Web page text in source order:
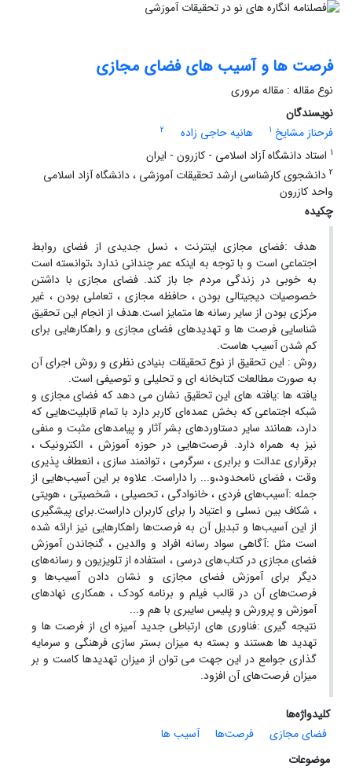
فرصت ها و آسیب های فضای مجازی
نوع مقاله : مقاله مروری
نویسندگان
فرحناز مشایخ 1 هانیه حاجی زاده
2
1 استاد دانشگاه آزاد اسلامی - کازرون - ایران
2 دانشجوی کارشناسی ارشد تحقیقات آموزشی ، دانشگاه آزاد اسلامی
واحد کازرون
چکیده
هدف :فضای مجازی اینترنت ، نسل جدیدی از فضای روابط
اجتماعی است و با توجه به اینکه عمر چندانی ندارد ،توانسته است
به خوبی در زندگی مردم جا باز کند. فضای مجازی با داشتن
خصوصیات دیجیتالی بودن ، حافظه مجازی ، تعاملی بودن ، غیر
مرکزی بودن از سایر رسانه ها متمایز است.هدف از انجام این تحقیق
شناسایی فرصت ها و تهدیدهای فضای مجازی و راهکارهایی برای
کم شدن آسیب هاست.
روش : این تحقیق از نوع تحقیقات بنیادی نظری و روش اجرای آن
به صورت مطالعات کتابخانه ای و تحلیلی و توصیفی است.
یافته ها :یافته های این تحقیق نشان می ‌دهد که فضای مجازی و
شبکه اجتماعی که بخش عمده‌ای کاربر دارد با تمام قابلیت‌ها‌یی که
دارد، همانند سایر دستاوردهای بشر آثار و پیامدهای مثبت و منفی
نیز به همراه دارد. فرصت‌هایی در حوزه آموزش ، الکترونیک ،
برقراری عدالت و برابری ، سرگرمی ، توانمند سازی ، انعطاف پذیری
وقت ، فضای نامحدود،و... را داراست. علاوه بر این آسیب‌هایی از
جمله :آسیب‌های فردی ، خانوادگی ، تحصیلی ، شخصیتی ، هویتی
، شکاف بین نسلی و اعتیاد را برای کاربران داراست.برای پیشگیری
از این آسیب‌ها و تبدیل آن به فرصت‌ها راهکارهایی نیز ارائه شده
است مثل :آگاهی سواد رسانه افراد و والدین ، گنجاندن آموزش
فضای مجازی در کتاب‌های درسی ، استفاده از تلویزیون و رسانه‌های
دیگر برای آموزش فضای مجازی و نشان دادن آسیب‌ها و
فرصت‌های آن در قالب فیلم و برنامه کودک ، همکاری نهاد‌های
آموزش و پرورش و پلیس سایبری با هم و...
نتیجه گیری :فناوری های ارتباطی جدید آمیزه ای از فرصت ها و
تهدید ها هستند و بسته به میزان بستر سازی فرهنگی و سرمایه
گذاری جوامع در این جهت می توان از میزان تهدیدها کاست و بر
میزان فرصت‌های آن افزود.
کلیدواژه‌ها
فضای مجازی
فرصت‌ها
آسیب ها
موضوعات